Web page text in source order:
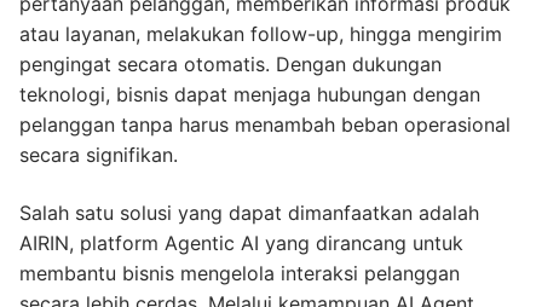
atau layanan, melakukan follow-up, hingga mengirim
pengingat secara otomatis. Dengan dukungan
teknologi, bisnis dapat menjaga hubungan dengan
pelanggan tanpa harus menambah beban operasional
secara signifikan.
Salah satu solusi yang dapat dimanfaatkan adalah
AIRIN, platform Agentic AI yang dirancang untuk
membantu bisnis mengelola interaksi pelanggan